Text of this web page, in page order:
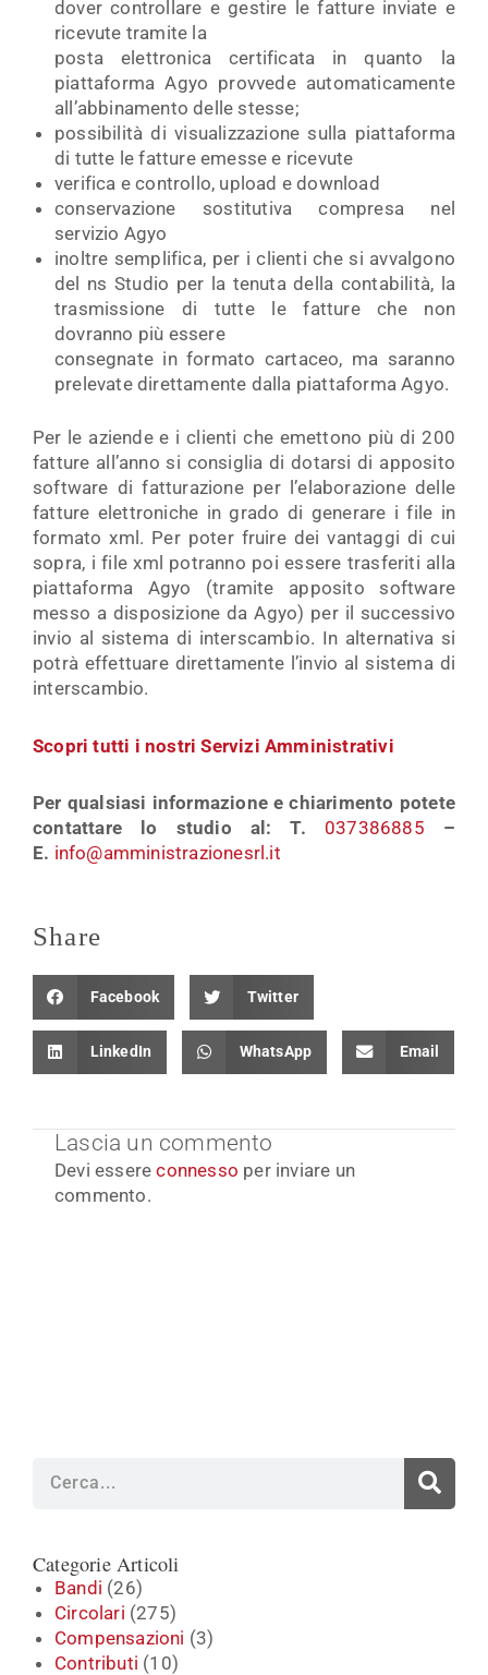
dover controllare e gestire le fatture inviate e
ricevute tramite la
posta elettronica certificata in quanto la
piattaforma Agyo provvede automaticamente
all’abbinamento delle stesse;
possibilità di visualizzazione sulla piattaforma
di tutte le fatture emesse e ricevute
verifica e controllo, upload e download
conservazione sostitutiva compresa nel
servizio Agyo
inoltre semplifica, per i clienti che si avvalgono
del ns Studio per la tenuta della contabilità, la
trasmissione di tutte le fatture che non
dovranno più essere
consegnate in formato cartaceo, ma saranno
prelevate direttamente dalla piattaforma Agyo.
Per le aziende e i clienti che emettono più di 200
fatture all’anno si consiglia di dotarsi di apposito
software di fatturazione per l’elaborazione delle
fatture elettroniche in grado di generare i file in
formato xml. Per poter fruire dei vantaggi di cui
sopra, i file xml potranno poi essere trasferiti alla
piattaforma Agyo (tramite apposito software
messo a disposizione da Agyo) per il successivo
invio al sistema di interscambio. In alternativa si
potrà effettuare direttamente l’invio al sistema di
interscambio.
Scopri tutti i nostri Servizi Amministrativi
Per qualsiasi informazione e chiarimento potete
contattare lo studio al: T. 037386885 –
E. info@amministrazionesrl.it
Share
Facebook Twitter
LinkedIn WhatsApp Email
Lascia un commento
Devi essereconnesso per inviare un
commento.
Categorie Articoli
Bandi (26)
Circolari (275)
Compensazioni (3)
Contributi (10)